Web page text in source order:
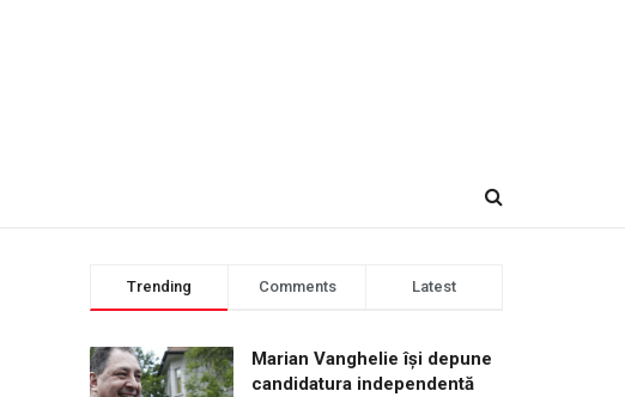
Trending Comments Latest
Marian Vanghelie își depune
candidatura independentă